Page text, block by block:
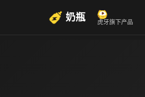
奶瓶 虎牙旗下产品